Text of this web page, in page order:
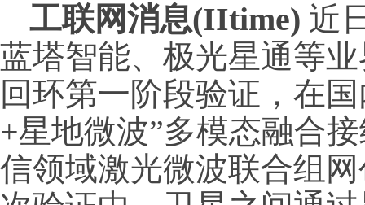
工联网消息(IItime) 近
蓝塔智能、极光星通等
回环第一阶段验证，在
+星地微波”多模态融合
信领域激光微波联合组